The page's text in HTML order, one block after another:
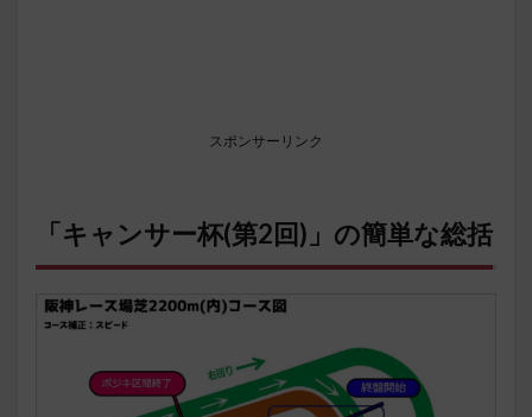
スポンサーリンク
「キャンサー杯(第2回)」の簡単な総括